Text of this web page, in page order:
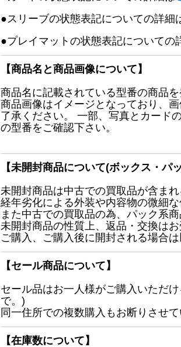
●スリーブの状態表記についての詳細
●プレイマットの状態表記についての
【商品名と商品画像について】
商品名に記載されている型番の商品
商品画像はイメージとなっており、
了承ください。 一部、写真とカード
の型番をご確認下さい。
【未開封商品について(ボックス・パ
未開封商品は中古での買取品が含まれ
経年劣化による外装や内容物の微細
また中古での買取品の為、パック系
未開封商品の性質上、返品・交換はお
ご購入、ご購入後に開封される場合
【セール商品について】
セール品はお一人様がご購入いただ
で。)
同一住所での複数購入もお断りさせて
【在庫数について】